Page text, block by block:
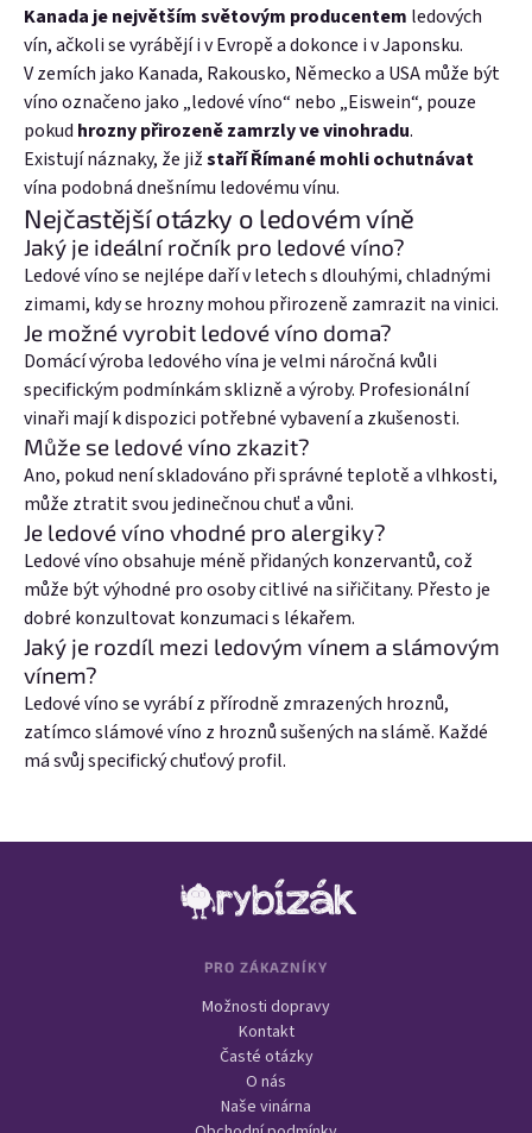
Kanada je největším světovým producentem ledových
vín, ačkoli se vyrábějí i v Evropě a dokonce i v Japonsku.
V zemích jako Kanada, Rakousko, Německo a USA může být
víno označeno jako „ledové víno“ nebo „Eiswein“, pouze
pokud hrozny přirozeně zamrzly ve vinohradu.
Existují náznaky, že jižstaří Římané mohli ochutnávat
vína podobná dnešnímu ledovému vínu.
Nejčastější otázky o ledovém víně
Jaký je ideální ročník pro ledové víno?
Ledové víno se nejlépe daří v letech s dlouhými, chladnými
zimami, kdy se hrozny mohou přirozeně zamrazit na vinici.
Je možné vyrobit ledové víno doma?
Domácí výroba ledového vína je velmi náročná kvůli
specifickým podmínkám sklizně a výroby. Profesionální
vinaři mají k dispozici potřebné vybavení a zkušenosti.
Může se ledové víno zkazit?
Ano, pokud není skladováno při správné teplotě a vlhkosti,
může ztratit svou jedinečnou chuť a vůni.
Je ledové víno vhodné pro alergiky?
Ledové víno obsahuje méně přidaných konzervantů, což
může být výhodné pro osoby citlivé na siřičitany. Přesto je
dobré konzultovat konzumaci s lékařem.
Jaký je rozdíl mezi ledovým vínem a slámovým
vínem?
Ledové víno se vyrábí z přírodně zmrazených hroznů,
zatímco slámové víno z hroznů sušených na slámě. Každé
má svůj specifický chuťový profil.
PRO ZÁKAZNÍKY
Možnosti dopravy
Kontakt
Časté otázky
O nás
Naše vinárna